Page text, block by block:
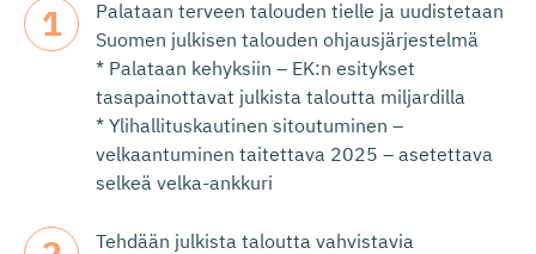
Palataan terveen talouden tielle ja uudistetaan
Suomen julkisen talouden ohjausjärjestelmä
* Palataan kehyksiin – EK:n esitykset
tasapainottavat julkista taloutta miljardilla
* Ylihallituskautinen sitoutuminen –
velkaantuminen taitettava 2025 – asetettava
selkeä velka-ankkuri
Tehdään julkista taloutta vahvistavia